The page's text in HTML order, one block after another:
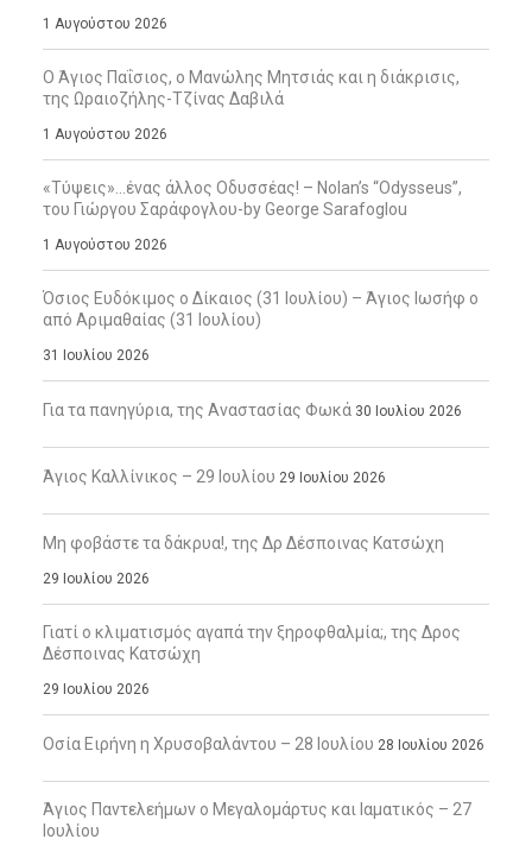
1 Αυγούστου 2026
Ο Άγιος Παΐσιος, ο Μανώλης Μητσιάς και η διάκρισις,
της Ωραιοζήλης-Τζίνας Δαβιλά
1 Αυγούστου 2026
«Τύψεις»…ένας άλλος Οδυσσέας! – Nolan’s “Odysseus”,
του Γιώργου Σαράφογλου-by George Sarafoglou
1 Αυγούστου 2026
Όσιος Ευδόκιμος ο Δίκαιος (31 Ιουλίου) – Άγιος Ιωσήφ ο
από Αριμαθαίας (31 Ιουλίου)
31 Ιουλίου 2026
Για τα πανηγύρια, της Αναστασίας Φωκά 30 Ιουλίου 2026
Άγιος Καλλίνικος – 29 Ιουλίου 29 Ιουλίου 2026
Μη φοβάστε τα δάκρυα!, της Δρ Δέσποινας Κατσώχη
29 Ιουλίου 2026
Γιατί ο κλιματισμός αγαπά την ξηροφθαλμία;, της Δρος
Δέσποινας Κατσώχη
29 Ιουλίου 2026
Οσία Ειρήνη η Χρυσοβαλάντου – 28 Ιουλίου 28 Ιουλίου 2026
Άγιος Παντελεήμων ο Μεγαλομάρτυς και Ιαματικός – 27
Ιουλίου